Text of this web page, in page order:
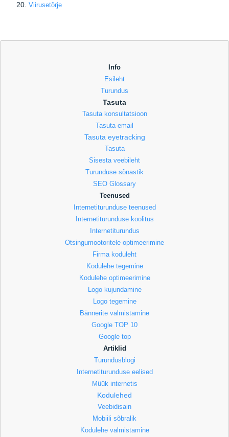
Viirusetõrje
Info
Esileht
Turundus
Tasuta
Tasuta konsultatsioon
Tasuta email
Tasuta eyetracking
Tasuta
Sisesta veebileht
Turunduse sõnastik
SEO Glossary
Teenused
Internetiturunduse teenused
Internetiturunduse koolitus
Internetiturundus
Otsingumootoritele optimeerimine
Firma koduleht
Kodulehe tegemine
Kodulehe optimeerimine
Logo kujundamine
Logo tegemine
Bännerite valmistamine
Google TOP 10
Google top
Artiklid
Turundusblogi
Internetiturunduse eelised
Müük internetis
Kodulehed
Veebidisain
Mobiili sõbralik
Kodulehe valmistamine